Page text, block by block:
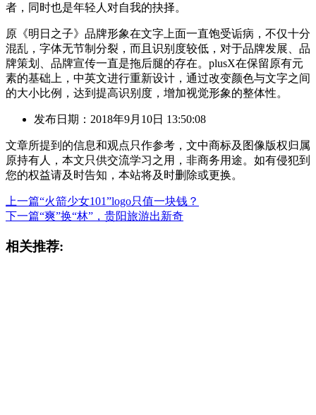
者，同时也是年轻人对自我的抉择。
原《明日之子》品牌形象在文字上面一直饱受诟病，不仅十分
混乱，字体无节制分裂，而且识别度较低，对于品牌发展、品
牌策划、品牌宣传一直是拖后腿的存在。plusX在保留原有元
素的基础上，中英文进行重新设计，通过改变颜色与文字之间
的大小比例，达到提高识别度，增加视觉形象的整体性。
发布日期：2018年9月10日 13:50:08
文章所提到的信息和观点只作参考，文中商标及图像版权归属
原持有人，本文只供交流学习之用，非商务用途。如有侵犯到
您的权益请及时告知，本站将及时删除或更换。
上一篇“火箭少女101”logo只值一块钱？
下一篇“爽”换“林”，贵阳旅游出新奇
相关推荐: